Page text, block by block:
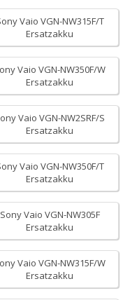
Vaio VGN-NW315F/T
Ersatzakku
Vaio VGN-NW350F/W
Ersatzakku
Vaio VGN-NW2SRF/S
Ersatzakku
Vaio VGN-NW350F/T
Ersatzakku
Sony Vaio VGN-NW305F
Ersatzakku
Vaio VGN-NW315F/W
Ersatzakku